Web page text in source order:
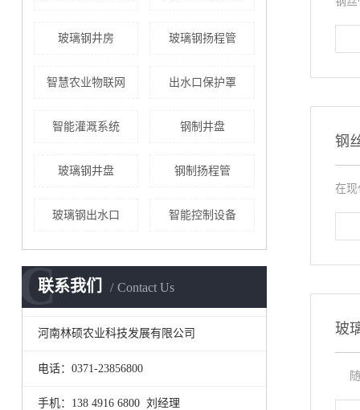
玻璃钢井房 玻璃钢扬程管
智慧农业物联网 出水口保护罩
智能灌溉系统 钢制井盘
玻璃钢井盘 钢制扬程管
玻璃钢出水口 智能控制设备
联系我们 Contact Us
C
河南林硕农业科技发展有限公司
电话：0371-23856800
手机：138 4916 6800 刘经理
钢
在现
玻
随